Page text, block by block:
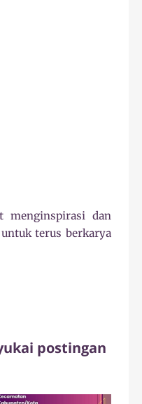
menginspirasi dan
terus berkarya
postingan